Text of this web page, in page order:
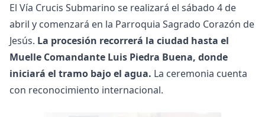
El Vía Crucis Submarino se realizará el sábado 4 de
abril y comenzará en la Parroquia Sagrado Corazón de
Jesús. La procesión recorrerá la ciudad hasta el
Muelle Comandante Luis Piedra Buena, donde
iniciará el tramo bajo el agua. La ceremonia cuenta
con reconocimiento internacional.